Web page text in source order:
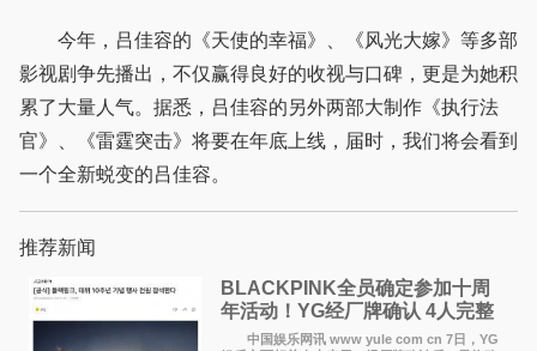
今年，吕佳容的《天使的幸福》、《风光大嫁》等多部
影视剧争先播出，不仅赢得良好的收视与口碑，更是为她积
累了大量人气。据悉，吕佳容的另外两部大制作《执行法
官》、《雷霆突击》将要在年底上线，届时，我们将会看到
一个全新蜕变的吕佳容。
推荐新闻
BLACKPINK全员确定参加十周
年活动！YG经厂牌确认 4人完整
体合体成行
中国娱乐网讯 www yule com cn 7日，YG